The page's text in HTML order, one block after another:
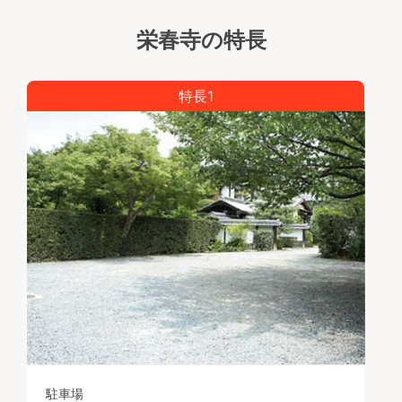
栄春寺の特長
特長1
駐車場